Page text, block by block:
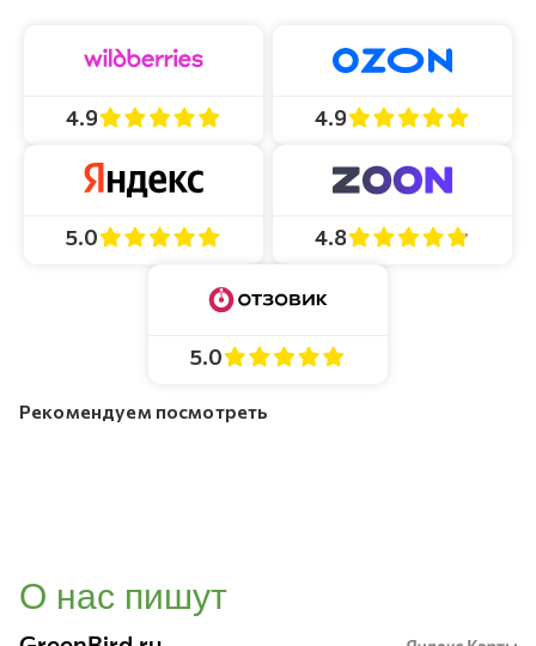
4.9 4.9
5.0 4.8
5.0
Рекомендуем посмотреть
О нас пишут